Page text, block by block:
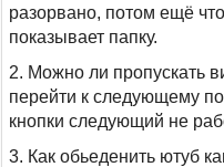
разорвано, потом ещё
показывает папку.
2. Можно ли пропускать
перейти к следующему
кнопки следующий не
3. Как обьеденить ютуб